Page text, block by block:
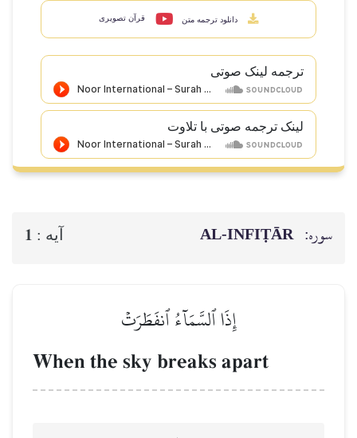
دانلود ترجمه متن قرآن تصویری
ترجمه لینک صوتى
لینک ترجمه صوتی با تلاوت
سوره: AL‑INFIṬĀR آيه : 1
إِذَا ٱلسَّمَآءُ ٱنفَطَرَتۡ
When the sky breaks apart